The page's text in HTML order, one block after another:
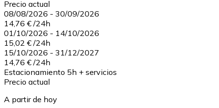
Precio actual
08/08/2026 - 30/09/2026
14,76 € /24h
01/10/2026 - 14/10/2026
15,02 € /24h
15/10/2026 - 31/12/2027
14,76 € /24h
Estacionamiento 5h + servicios
Precio actual
A partir de hoy